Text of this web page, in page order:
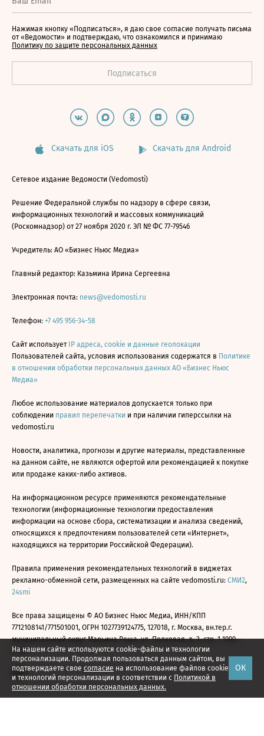
На нашем сайте используются cookie-файлы и технологии
персонализации. Продолжая пользоваться данным сайтом, вы
подтверждаете свое согласие на использование файлов cookie
и технологий персонализации в соответствии с Политикой в
отношении обработки персональных данных.
ОК
Нажимая кнопку «Подписаться», я даю свое согласие получать письма
от «Ведомости» и подтверждаю, что ознакомился и принимаю
Политику по защите персональных данных
Скачать для iOS Скачать для Android
Сетевое издание Ведомости (Vedomosti)
Решение Федеральной службы по надзору в сфере связи,
информационных технологий и массовых коммуникаций
(Роскомнадзор) от 27 ноября 2020 г. ЭЛ № ФС 77-79546
Учредитель: АО «Бизнес Ньюс Медиа»
Главный редактор: Казьмина Ирина Сергеевна
Электронная почта: news@vedomosti.ru
Телефон: +7 495 956-34-58
Сайт использует IP адреса, cookie и данные геолокации
Пользователей сайта, условия использования содержатся в Политике
в отношении обработки персональных данных АО «Бизнес Ньюс
Медиа»
Любое использование материалов допускается только при
соблюдении правил перепечатки и при наличии гиперссылки на
vedomosti.ru
Новости, аналитика, прогнозы и другие материалы, представленные
на данном сайте, не являются офертой или рекомендацией к покупке
или продаже каких-либо активов.
На информационном ресурсе применяются рекомендательные
технологии (информационные технологии предоставления
информации на основе сбора, систематизации и анализа сведений,
относящихся к предпочтениям пользователей сети «Интернет»,
находящихся на территории Российской Федерации).
Правила применения рекомендательных технологий в виджетах
рекламно-обменной сети, размещенных на сайте vedomosti.ru: СМИ2,
24smi
Все права защищены © АО Бизнес Ньюс Медиа, ИНН/КПП
7712108141/771501001, ОГРН 1027739124775, 127018, г. Москва, вн.тер.г.
муниципальный округ Марьина Роща, ул. Полковая, д. 3, стр. 1 1999—
2026